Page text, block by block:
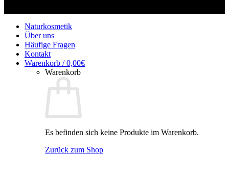
Naturkosmetik
Über uns
Häufige Fragen
Kontakt
Warenkorb /0,00€
Warenkorb
Es befinden sich keine Produkte im Warenkorb.
Zurück zum Shop